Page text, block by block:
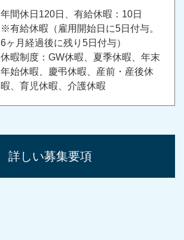
年間休日120日、有給休暇：10日
※有給休暇（雇用開始日に5日付与。
6ヶ月経過後に残り5日付与）
休暇制度：GW休暇、夏季休暇、年末
年始休暇、慶弔休暇、産前・産後休
暇、育児休暇、介護休暇
詳しい募集要項